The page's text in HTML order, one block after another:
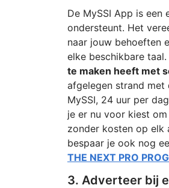
De MySSI App is
ondersteunt. Het
naar jouw behoeften
elke beschikbare taal.
te maken heeft met
afgelegen strand met
MySSI, 24 uur per
je er nu voor kiest
zonder kosten op elk
bespaar je ook nog
THE NEXT PRO
3. Adverteer bij